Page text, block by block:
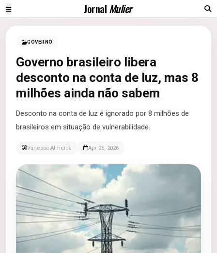
JornalMulier
GOVERNO
Governo brasileiro libera
desconto na conta de luz, mas 8
milhões ainda não sabem
Desconto na conta de luz é ignorado por 8 milhões de
brasileiros em situação de vulnerabilidade.
Vanessa Almeida Apr 26, 2026